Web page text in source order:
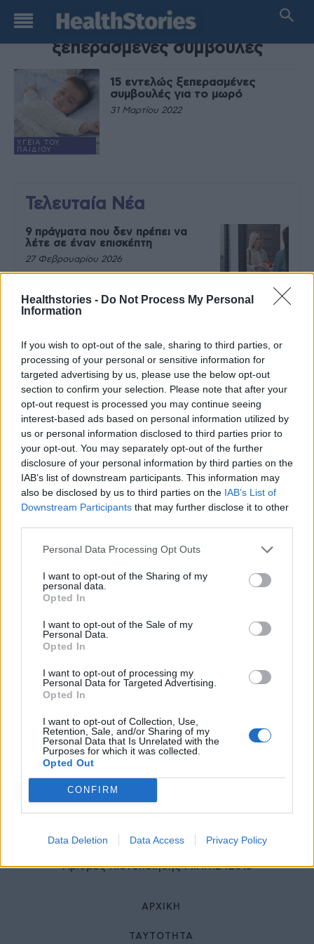
Healthstories - Do Not Process My Personal
Information
If you wish to opt-out of the sale, sharing to third parties, or
processing of your personal or sensitive information for
targeted advertising by us, please use the below opt-out
section to confirm your selection. Please note that after your
opt-out request is processed you may continue seeing
interest-based ads based on personal information utilized by
us or personal information disclosed to third parties prior to
your opt-out. You may separately opt-out of the further
disclosure of your personal information by third parties on the
IAB’s list of downstream participants. This information may
also be disclosed by us to third parties on the IAB’s List of
Downstream Participants that may further disclose it to other
Personal Data Processing Opt Outs
I want to opt-out of the Sharing of my
personal data.
Opted In
I want to opt-out of the Sale of my
Personal Data.
Opted In
I want to opt-out of processing my
Personal Data for Targeted Advertising.
Opted In
I want to opt-out of Collection, Use,
Retention, Sale, and/or Sharing of my
Personal Data that Is Unrelated with the
Purposes for which it was collected.
Opted Out
CONFIRM
Data Deletion Data Access Privacy Policy
TAG
ξεπερασμένες συμβουλές
ΥΓΕΊΑ ΤΟΥ
ΠΑΙΔΙΟΎ
15 εντελώς ξεπερασμένες
συμβουλές για το μωρό
31 Μαρτίου 2022
Τελευταία Νέα
9 πράγματα που δεν πρέπει να
λέτε σε έναν επισκέπτη
27 Φεβρουαρίου 2026
την υποστήριξη της Be-Live
27 Φεβρουαρίου 2026
Μεταπροπονητική πείνα: Ο λόγος
που θέλεις να καταβροχθίσεις τα
πάντα μετά την άσκηση
27 Φεβρουαρίου 2026
Ωρίων – Σπάνια νοσήματα
συνδέονται με μνημεία που
27 Φεβρουαρίου 2026
Γεωργιάδης: Πολλαπλά οφέλη από
τη συνεργασία δημοσίου και
27 Φεβρουαρίου 2026
© HealthStories - All rights reserved.
Αριθμός Πιστοποίησης Μ.Η.Τ.242013
ΑΡΧΙΚΉ
ΤΑΥΤΌΤΗΤΑ